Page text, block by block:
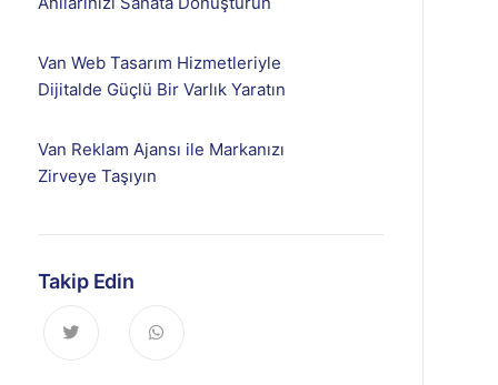
Van Web Tasarım Hizmetleriyle
Dijitalde Güçlü Bir Varlık Yaratın
Van Reklam Ajansı ile Markanızı
Zirveye Taşıyın
Takip Edin